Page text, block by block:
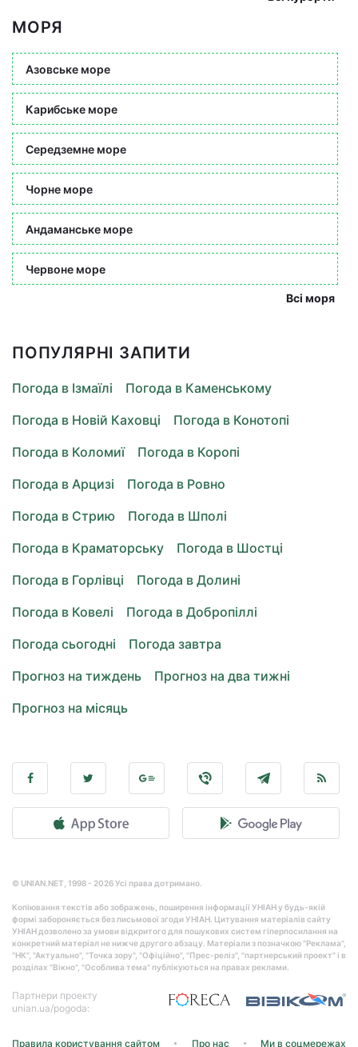
МОРЯ
Азовське море
Карибське море
Середземне море
Чорне море
Андаманське море
Червоне море
Всі моря
ПОПУЛЯРНІ ЗАПИТИ
Погода в Ізмаїлі
Погода в Каменському
Погода в Новій Каховці
Погода в Конотопі
Погода в Коломиї
Погода в Коропі
Погода в Арцизі
Погода в Ровно
Погода в Стрию
Погода в Шполі
Погода в Краматорську
Погода в Шостці
Погода в Горлівці
Погода в Долині
Погода в Ковелі
Погода в Добропіллі
Погода сьогодні
Погода завтра
Прогноз на тиждень
Прогноз на два тижні
Прогноз на місяць
© UNIAN.NET, 1998 - 2026 Усі права дотримано.
Копіювання текстів або зображень, поширення інформації УНІАН у будь-якій
формі забороняється без письмової згоди УНІАН. Цитування матеріалів сайту
УНІАН дозволено за умови відкритого для пошукових систем гіперпосилання на
конкретний матеріал не нижче другого абзацу. Матеріали з позначкою "Реклама",
"НК", "Актуально", "Точка зору", "Офіційно", "Прес-реліз", "партнерський проект" і в
розділах "Вікно", "Особлива тема" публікуються на правах реклами.
Партнери проекту
unian.ua/pogoda:
Правила користування сайтом Про нас Ми в соцмережах